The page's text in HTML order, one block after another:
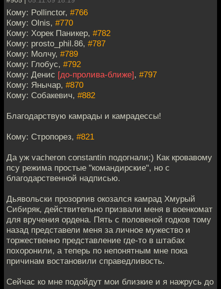
Кому: Pollinctor, #766
Кому: Olnis, #770
Кому: Хорек Паникер, #782
Кому: prosto_phil.86, #787
Кому: Молчу, #789
Кому: Глобус, #792
Кому: Денис [до-пролива-ближе], #797
Кому: Янычар, #870
Кому: Собакевич, #882
Благодарствую камрады и камрадессы!
Кому: Стропорез, #821
Да уж vacheron constantin подогнали;) Как кровавому
псу режима простые "командирские", но с
благодарственной надписью.
Дьявольски прозорлив окозался камрад Хмурый
Сибиряк, действительно призвали меня в военкомат
для вручения ордена. Пять с половеной годков тому
назад представели меня за личное мужество и
торжественно представление где-то в штабах
похоронили, а теперь по непонятным мне пока
причинам востановили справедливость.
Сейчас ко мне подойдут мои близкие и я нажрусь до